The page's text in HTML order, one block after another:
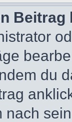
du
nach